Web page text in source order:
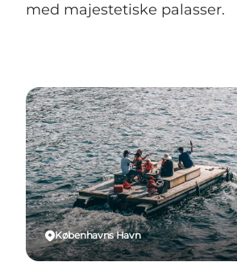
med majestetiske palasser.
Københavns Havn